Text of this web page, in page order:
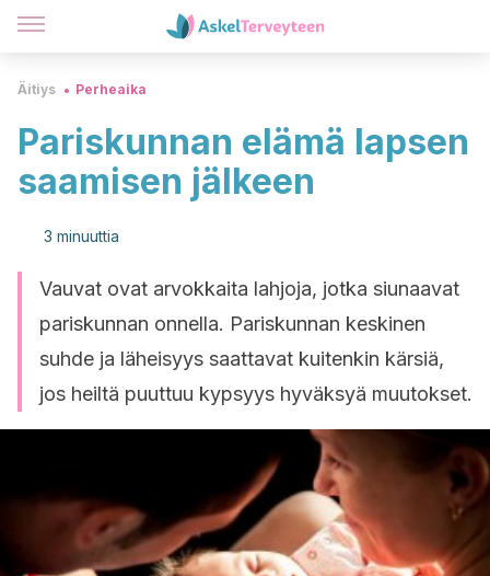
Äitiys Perheaika
Pariskunnan elämä lapsen
saamisen jälkeen
3 minuuttia
Vauvat ovat arvokkaita lahjoja, jotka siunaavat
pariskunnan onnella. Pariskunnan keskinen
suhde ja läheisyys saattavat kuitenkin kärsiä,
jos heiltä puuttuu kypsyys hyväksyä muutokset.